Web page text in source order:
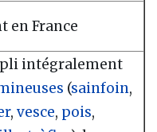
en France
intégralement
(sainfoin,
, vesce, pois,